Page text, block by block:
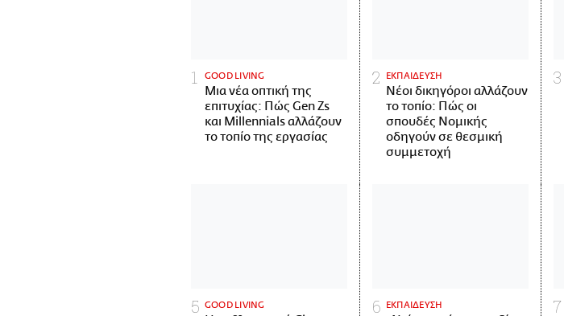
GOOD LIVING
Μια νέα οπτική της
επιτυχίας: Πώς Gen Zs
και Millennials αλλάζουν
το τοπίο της εργασίας
ΕΚΠΑΙΔΕΥΣΗ
Νέοι δικηγόροι αλλάζουν
το τοπίο: Πώς οι
σπουδές Νομικής
οδηγούν σε θεσμική
συμμετοχή
GOOD LIVING ΕΚΠΑΙΔΕΥΣΗ